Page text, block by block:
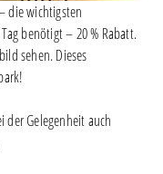
die wichtigsten
benötigt – 20 % Rabatt.
sehen. Dieses
Gelegenheit auch